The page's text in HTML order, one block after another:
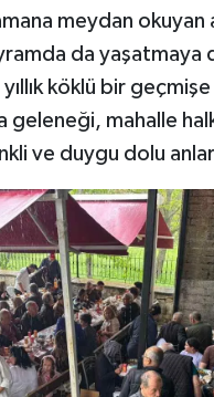
meydan okuyan
da yaşatmaya
köklü bir
geleneği, mahalle
ve duygu dolu